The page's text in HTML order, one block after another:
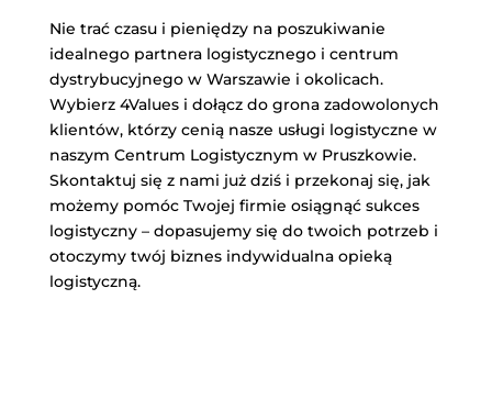
Nie trać czasu i pieniędzy na poszukiwanie
idealnego partnera logistycznego i centrum
dystrybucyjnego w Warszawie i okolicach.
Wybierz 4Values i dołącz do grona zadowolonych
klientów, którzy cenią nasze usługi logistyczne w
naszym Centrum Logistycznym w Pruszkowie.
Skontaktuj się z nami już dziś i przekonaj się, jak
możemy pomóc Twojej firmie osiągnąć sukces
logistyczny – dopasujemy się do twoich potrzeb i
otoczymy twój biznes indywidualna opieką
logistyczną.